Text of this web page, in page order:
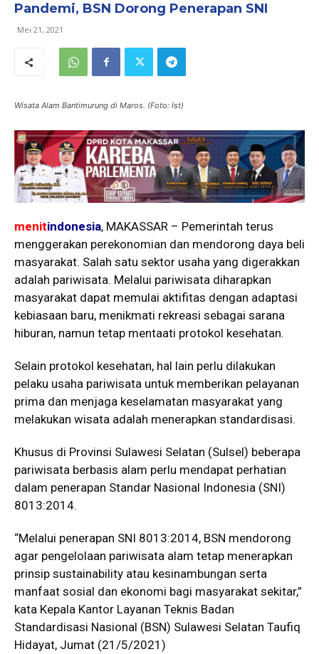
Pandemi, BSN Dorong Penerapan SNI
Mei 21, 2021
Wisata Alam Bantimurung di Maros. (Foto: Ist)
menitindonesia, MAKASSAR – Pemerintah terus
menggerakan perekonomian dan mendorong daya beli
masyarakat. Salah satu sektor usaha yang digerakkan
adalah pariwisata. Melalui pariwisata diharapkan
masyarakat dapat memulai aktifitas dengan adaptasi
kebiasaan baru, menikmati rekreasi sebagai sarana
hiburan, namun tetap mentaati protokol kesehatan.
Selain protokol kesehatan, hal lain perlu dilakukan
pelaku usaha pariwisata untuk memberikan pelayanan
prima dan menjaga keselamatan masyarakat yang
melakukan wisata adalah menerapkan standardisasi.
Khusus di Provinsi Sulawesi Selatan (Sulsel) beberapa
pariwisata berbasis alam perlu mendapat perhatian
dalam penerapan Standar Nasional Indonesia (SNI)
8013:2014.
“Melalui penerapan SNI 8013:2014, BSN mendorong
agar pengelolaan pariwisata alam tetap menerapkan
prinsip sustainability atau kesinambungan serta
manfaat sosial dan ekonomi bagi masyarakat sekitar,”
kata Kepala Kantor Layanan Teknis Badan
Standardisasi Nasional (BSN) Sulawesi Selatan Taufiq
Hidayat, Jumat (21/5/2021)